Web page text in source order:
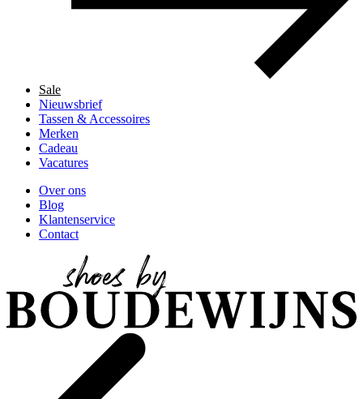
Sale
Nieuwsbrief
Tassen & Accessoires
Merken
Cadeau
Vacatures
Over ons
Blog
Klantenservice
Contact